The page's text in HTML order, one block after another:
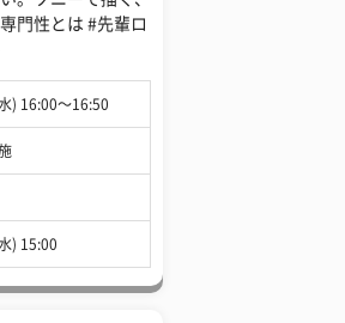
門性とは #先輩ロ
) 16:00〜16:50
) 15:00